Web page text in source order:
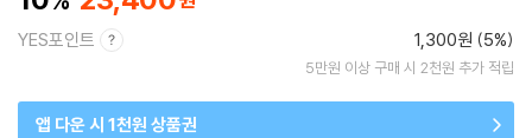
YES포인트 1,300원 (5%)
5만원 이상 구매 시 2천원 추가 적립
앱 다운 시 1천원 상품권